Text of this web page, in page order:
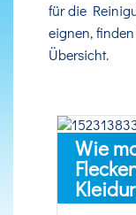
für die
eignen,
Übersicht.
Wie